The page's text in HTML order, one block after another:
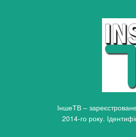
ІншеТВ –
2014-го року.